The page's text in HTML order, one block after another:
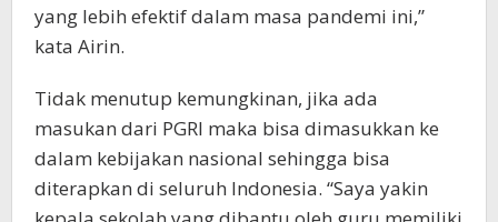
yang lebih efektif dalam masa pandemi ini,”
kata Airin.
Tidak menutup kemungkinan, jika ada
masukan dari PGRI maka bisa dimasukkan ke
dalam kebijakan nasional sehingga bisa
diterapkan di seluruh Indonesia. “Saya yakin